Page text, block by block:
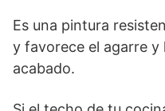
Es una pintura
y favorece el agarre
acabado.